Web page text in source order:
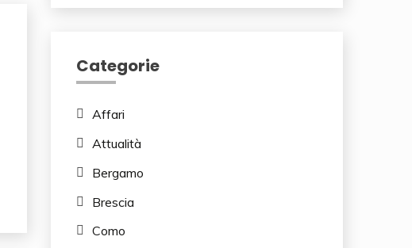
Categorie
Affari
Attualità
Bergamo
Brescia
Como